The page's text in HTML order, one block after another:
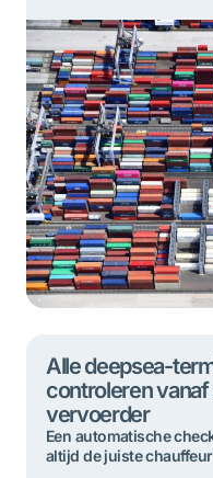
regio’s arriveren in
pincodes meer. Alle
die in de haven
afgehandeld via de
deepsea-terminals
Alle deepsea-
controleren
vervoerder
Een automatische
altijd de juiste